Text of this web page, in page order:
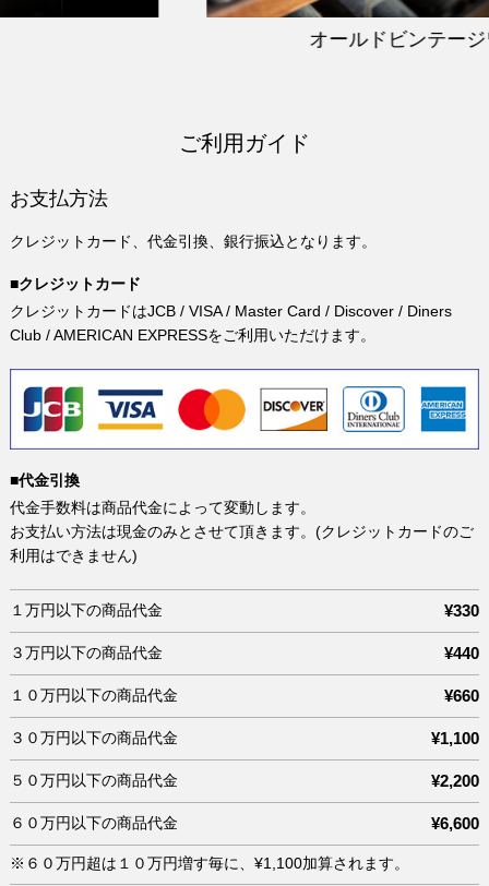
オールドビンテージ
ご利用ガイド
お支払方法
クレジットカード、代金引換、銀行振込となります。
■クレジットカード
クレジットカードはJCB / VISA / Master Card / Discover / Diners
Club / AMERICAN EXPRESSをご利用いただけます。
■代金引換
代金手数料は商品代金によって変動します。
お支払い方法は現金のみとさせて頂きます。(クレジットカードのご
利用はできません)
１万円以下の商品代金 ¥330
３万円以下の商品代金 ¥440
１０万円以下の商品代金 ¥660
３０万円以下の商品代金 ¥1,100
５０万円以下の商品代金 ¥2,200
６０万円以下の商品代金 ¥6,600
※６０万円超は１０万円増す毎に、¥1,100加算されます。